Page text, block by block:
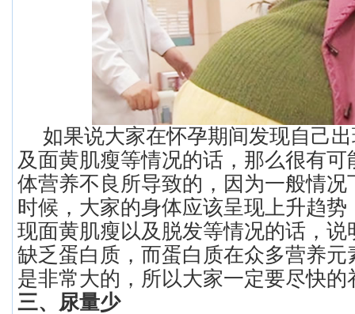
如果说大家在怀孕期间发现自己
及面黄肌瘦等情况的话，那么很有
体营养不良所导致的，因为一般情况
时候，大家的身体应该呈现上升趋
现面黄肌瘦以及脱发等情况的话，说
缺乏蛋白质，而蛋白质在众多营养元
是非常大的，所以大家一定要尽快的
三、尿量少